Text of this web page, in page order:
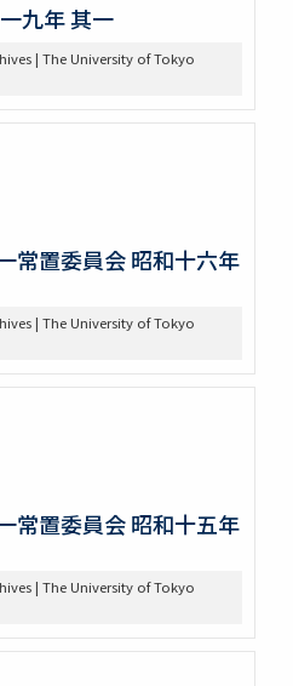
九年 其一
| The University of Tokyo
常置委員会 昭和十六年
| The University of Tokyo
常置委員会 昭和十五年
| The University of Tokyo